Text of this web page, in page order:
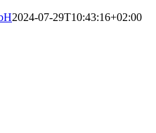
2024-07-29T10:43:16+02:00